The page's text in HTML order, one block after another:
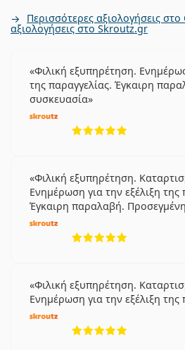
Περισσότερες αξιολογήσεις
αξιολογήσεις στο Skroutz.gr
Φιλική εξυπηρέτηση.
της παραγγελίας. Έγκαιρη
συσκευασία
Φιλική εξυπηρέτηση.
Ενημέρωση για την εξέλιξη της
Έγκαιρη παραλαβή.
Φιλική εξυπηρέτηση.
Ενημέρωση για την εξέλιξη της